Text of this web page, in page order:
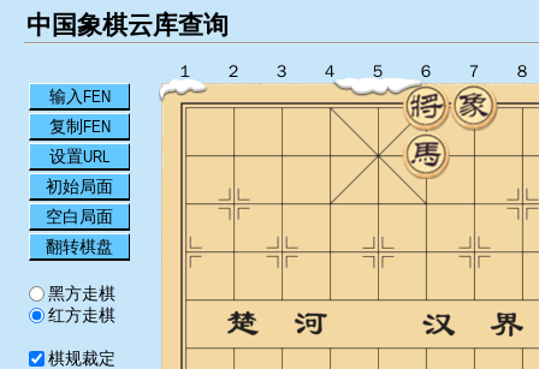
中国象棋云库查询
输入FEN
复制FEN
设置URL
初始局面
空白局面
翻转棋盘
黑方走棋
红方走棋
棋规裁定
１ ２ ３ ４ ５ ６ ７ ８